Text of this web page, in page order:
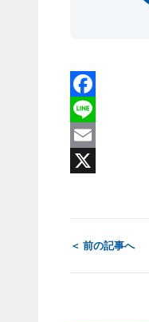
Facebook
Line
Email
＜ 前の記事へ